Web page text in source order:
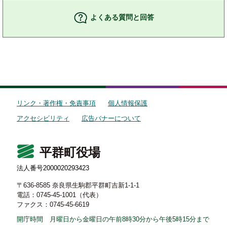
よくある質問と回答
リンク・著作権・免責事項
個人情報保護
アクセシビリティ
広告バナーについて
平群町役場
法人番号2000020293423
〒636-8585 奈良県生駒郡平群町吉新1-1-1
電話：0745-45-1001（代表）
ファクス：0745-45-6619
開庁時間 月曜日から金曜日の午前8時30分から午後5時15分まで